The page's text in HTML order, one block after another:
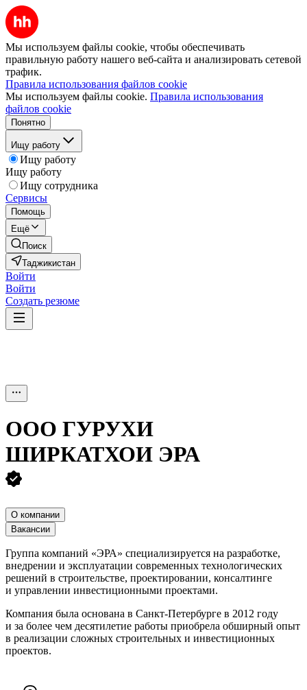
Мы используем файлы cookie, чтобы обеспечивать
правильную работу нашего веб-сайта и анализировать сетевой
трафик.
Правила использования файлов cookie
Мы используем файлы cookie. Правила использования
файлов cookie
Понятно
Ищу работу
Ищу работу
Ищу работу
Ищу сотрудника
Сервисы
Помощь
Ещё
Поиск
Таджикистан
Войти
Войти
Создать резюме
ООО ГУРУХИ
ШИРКАТХОИ ЭРА
О компании
Вакансии
Группа компаний «ЭРА» специализируется на разработке,
внедрении и эксплуатации современных технологических
решений в строительстве, проектировании, консалтинге
и управлении инвестиционными проектами.
Компания была основана в Санкт-Петербурге в 2012 году
и за более чем десятилетие работы приобрела обширный опыт
в реализации сложных строительных и инвестиционных
проектов.